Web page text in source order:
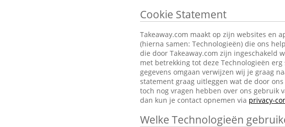
Cookie Statement
Takeaway.com maakt op zijn websites en
(hierna samen: Technologieën) die ons
die door Takeaway.com zijn ingeschakeld
met betrekking tot deze Technologieën
gegevens omgaan verwijzen wij je graag
statement graag uitleggen wat de door
toch nog vragen hebben over ons gebruik
dan kun je contact opnemen via privacy-
Welke Technologieën